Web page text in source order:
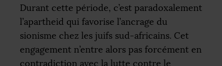
Durant cette période, c’est paradoxalement
l’apartheid qui favorise l’ancrage du
sionisme chez les juifs sud-africains. Cet
engagement n’entre alors pas forcément en
contradiction avec la lutte contre le